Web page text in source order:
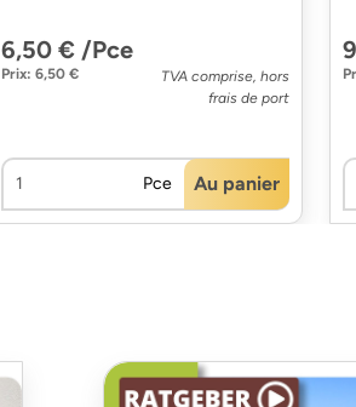
6,50 € /Pce
Prix: 6,50 €
TVA comprise, hors
frais de port
Pce Au panier